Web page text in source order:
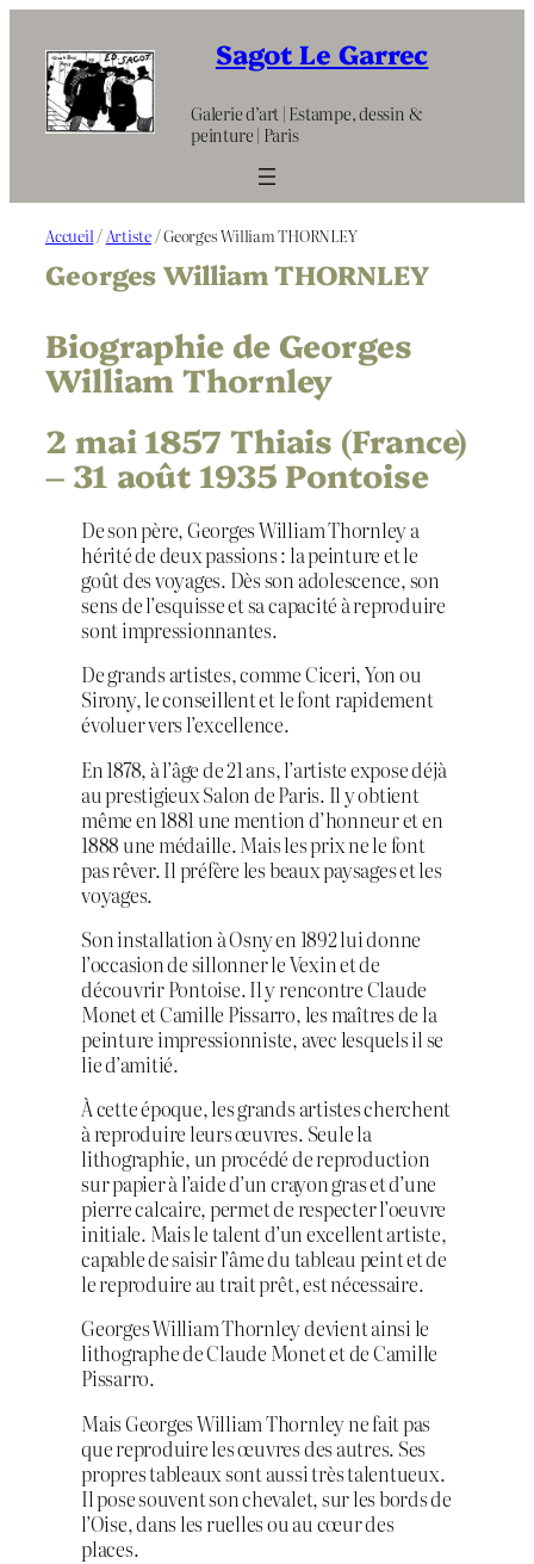
contenu
Sagot Le Garrec
Galerie d’art | Estampe, dessin &
peinture | Paris
Accueil / Artiste/ Georges William THORNLEY
Georges William THORNLEY
Biographie de Georges
William Thornley
2 mai 1857 Thiais (France)
– 31 août 1935 Pontoise
De son père, Georges William Thornley a
hérité de deux passions : la peinture et le
goût des voyages. Dès son adolescence, son
sens de l’esquisse et sa capacité à reproduire
sont impressionnantes.
De grands artistes, comme Ciceri, Yon ou
Sirony, le conseillent et le font rapidement
évoluer vers l’excellence.
En 1878, à l’âge de 21 ans, l’artiste expose déjà
au prestigieux Salon de Paris. Il y obtient
même en 1881 une mention d’honneur et en
1888 une médaille. Mais les prix ne le font
pas rêver. Il préfère les beaux paysages et les
voyages.
Son installation à Osny en 1892 lui donne
l’occasion de sillonner le Vexin et de
découvrir Pontoise. Il y rencontre Claude
Monet et Camille Pissarro, les maîtres de la
peinture impressionniste, avec lesquels il se
lie d’amitié.
À cette époque, les grands artistes cherchent
à reproduire leurs œuvres. Seule la
lithographie, un procédé de reproduction
sur papier à l’aide d’un crayon gras et d’une
pierre calcaire, permet de respecter l’oeuvre
initiale. Mais le talent d’un excellent artiste,
capable de saisir l’âme du tableau peint et de
le reproduire au trait prêt, est nécessaire.
Georges William Thornley devient ainsi le
lithographe de Claude Monet et de Camille
Pissarro.
Mais Georges William Thornley ne fait pas
que reproduire les œuvres des autres. Ses
propres tableaux sont aussi très talentueux.
Il pose souvent son chevalet, sur les bords de
l’Oise, dans les ruelles ou au cœur des
places.